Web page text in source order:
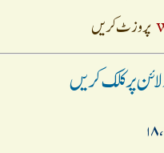
پر وزٹ کریں
پر کلک کریں